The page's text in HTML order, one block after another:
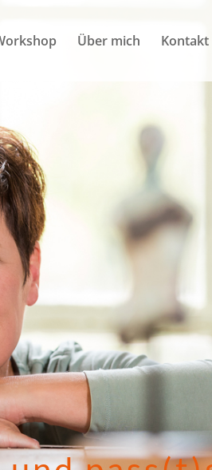
Über mich Kontakt